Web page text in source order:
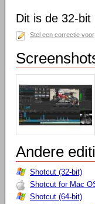
Dit is de 32-bit
Stel een correctie voor
Andere
Shotcut (32-bit)
Shotcut for Mac
Shotcut (64-bit)